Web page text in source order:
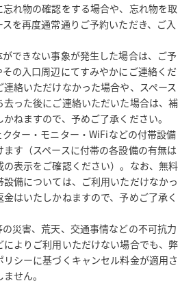
れ物の確認をする場合や、忘れ物を取
を再度通常通りご予約いただき、ご入
ができない事象が発生した場合は、ご予
の入口周辺にてすみやかにご連絡くだ
絡いただけなかった場合や、スペース
った後にご連絡いただいた場合は、補
ねますので、予めご了承ください。
クター・モニター・WiFiなどの付帯設備
す（スペースに付帯の各設備の有無は
表示をご確認ください）。なお、無料
備については、ご利用いただけなかっ
はいたしかねますので、予めご了承く
の災害、荒天、交通事情などの不可抗力
よりご利用いただけない場合でも、弊
シーに基づくキャンセル料金が適用さ
せん。